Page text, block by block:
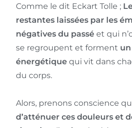
Comme le dit Eckart Tolle ;
restantes laissées par les
négatives du passé et qui
se regroupent et forment
énergétique qui vit dans
du corps.
Alors, prenons conscience
d’atténuer ces douleurs et